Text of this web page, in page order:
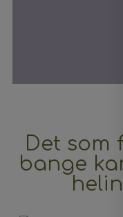
Det som
bange